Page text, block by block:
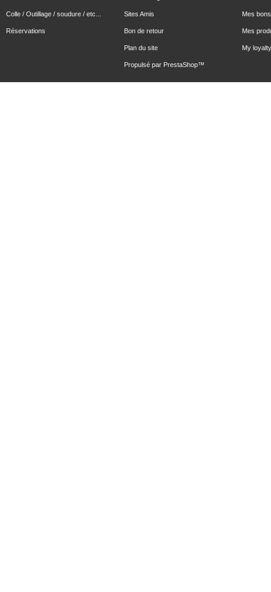
Colle / Outillage / soudure / etc...
Réservations
Sites Amis
Bon de retour
Plan du site
Propulsé par PrestaShop™
Mes
Mes
My